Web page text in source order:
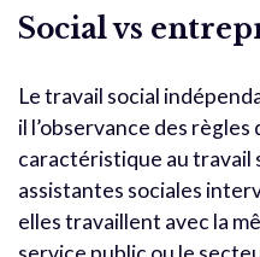
Social vs
Le travail social
il l’observance des
caractéristique au travail
assistantes sociales
elles travaillent avec la